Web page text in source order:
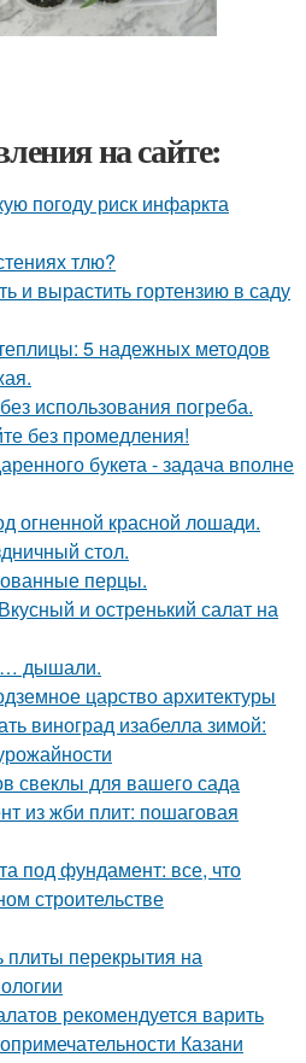
на сайте:
погоду риск инфаркта
тлю?
и вырастить гортензию в саду
5 надежных методов
использования погреба.
без промедления!
букета - задача вполне
огненной красной лошади.
стол.
перцы.
и остренький салат на
… дышали.
царство архитектуры
виноград изабелла зимой:
свеклы для вашего сада
из жби плит: пошаговая
под фундамент: все, что
строительстве
плиты перекрытия на
рекомендуется варить
Казани